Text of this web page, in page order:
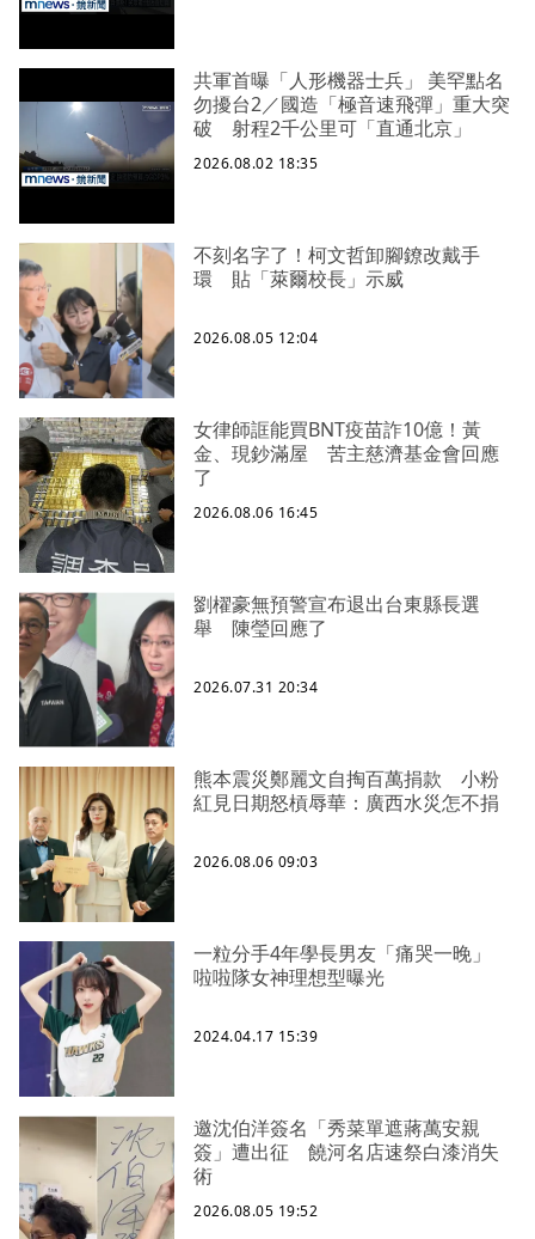
共軍首曝「人形機器士兵」 美罕點名
勿擾台2／國造「極音速飛彈」重大突
破 射程2千公里可「直通北京」
2026.08.02 18:35
不刻名字了！柯文哲卸腳鐐改戴手
環 貼「萊爾校長」示威
2026.08.05 12:04
女律師誆能買BNT疫苗詐10億！黃
金、現鈔滿屋 苦主慈濟基金會回應
了
2026.08.06 16:45
劉櫂豪無預警宣布退出台東縣長選
舉 陳瑩回應了
2026.07.31 20:34
熊本震災鄭麗文自掏百萬捐款 小粉
紅見日期怒槓辱華：廣西水災怎不捐
2026.08.06 09:03
一粒分手4年學長男友「痛哭一晚」
啦啦隊女神理想型曝光
2024.04.17 15:39
邀沈伯洋簽名「秀菜單遮蔣萬安親
簽」遭出征 饒河名店速祭白漆消失
術
2026.08.05 19:52